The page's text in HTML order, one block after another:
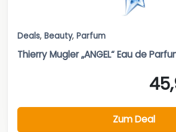
Deals, Beauty, Parfum
Thierry Mugler „ANGEL“ Eau de
Zum Deal